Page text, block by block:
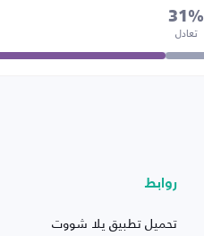
31%
تعادل
روابط
تحميل تطبيق يلا شووت